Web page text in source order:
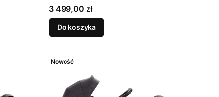
Cena
3 499,00 zł
Do koszyka
Nowość